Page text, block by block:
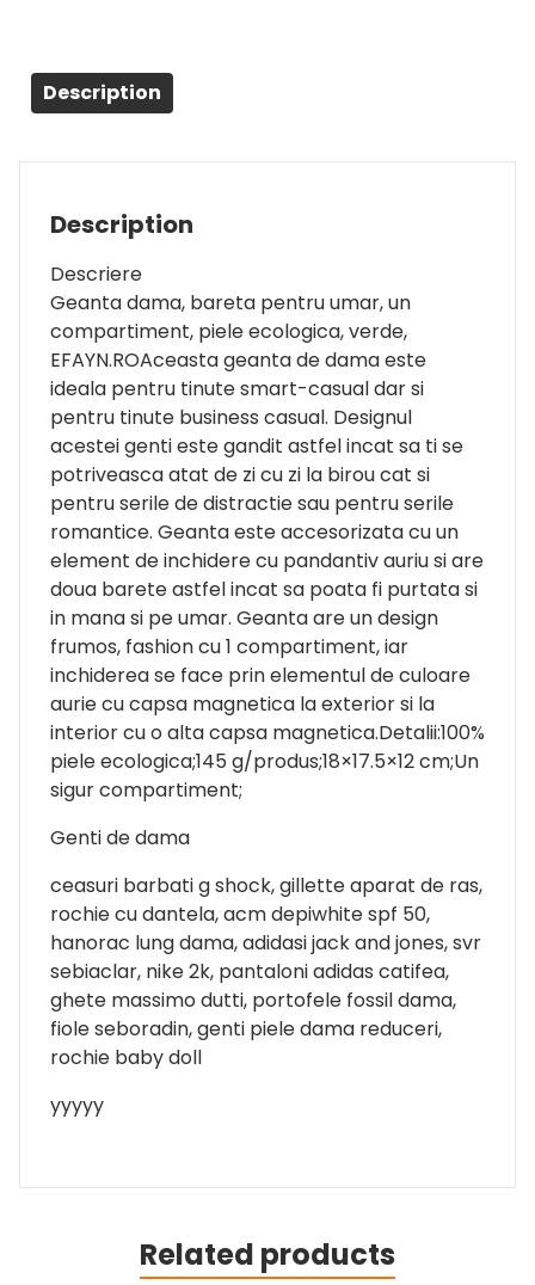
Description
Description
Descriere
Geanta dama, bareta pentru umar, un
compartiment, piele ecologica, verde,
EFAYN.ROAceasta geanta de dama este
ideala pentru tinute smart-casual dar si
pentru tinute business casual. Designul
acestei genti este gandit astfel incat sa ti se
potriveasca atat de zi cu zi la birou cat si
pentru serile de distractie sau pentru serile
romantice. Geanta este accesorizata cu un
element de inchidere cu pandantiv auriu si are
doua barete astfel incat sa poata fi purtata si
in mana si pe umar. Geanta are un design
frumos, fashion cu 1 compartiment, iar
inchiderea se face prin elementul de culoare
aurie cu capsa magnetica la exterior si la
interior cu o alta capsa magnetica.Detalii:100%
piele ecologica;145 g/produs;18×17.5×12 cm;Un
sigur compartiment;
Genti de dama
ceasuri barbati g shock, gillette aparat de ras,
rochie cu dantela, acm depiwhite spf 50,
hanorac lung dama, adidasi jack and jones, svr
sebiaclar, nike 2k, pantaloni adidas catifea,
ghete massimo dutti, portofele fossil dama,
fiole seboradin, genti piele dama reduceri,
rochie baby doll
yyyyy
Related products